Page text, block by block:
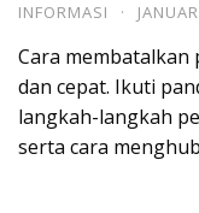
INFORMASI ·
Cara membatalkan
dan cepat. Ikuti
langkah-langkah
serta cara